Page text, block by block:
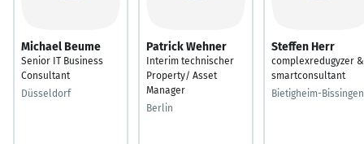
Michael Beume
Senior IT Business
Consultant
Düsseldorf
Patrick Wehner
Interim technischer
Property/ Asset
Manager
Berlin
Steffen Herr
complexredugyzer &
smartconsultant
Bietigheim-Bissingen